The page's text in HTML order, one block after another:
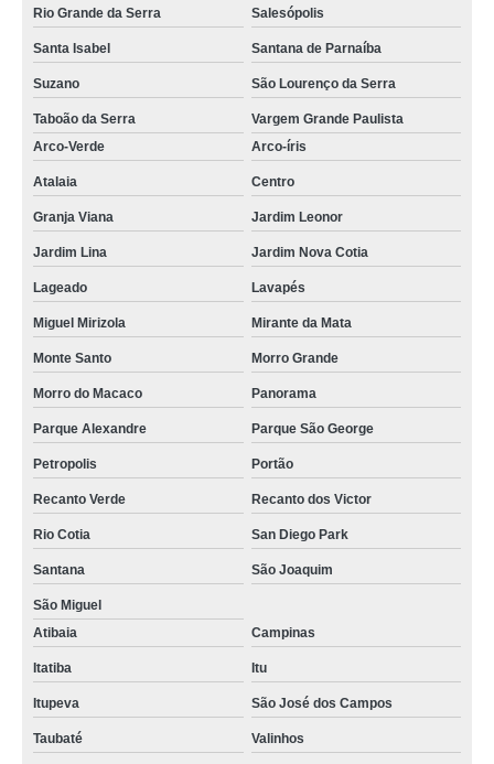
Rio Grande da Serra Salesópolis
Santa Isabel Santana de Parnaíba
Suzano São Lourenço da Serra
Taboão da Serra
Vargem Grande Paulista
Arco-Verde
Arco-íris
Atalaia Centro
Granja Viana Jardim Leonor
Jardim Lina Jardim Nova Cotia
Lageado Lavapés
Miguel Mirizola Mirante da Mata
Monte Santo Morro Grande
Morro do Macaco Panorama
Parque Alexandre Parque São George
Petropolis Portão
Recanto Verde Recanto dos Victor
Rio Cotia San Diego Park
Santana São Joaquim
São Miguel
Atibaia
Campinas
Itatiba Itu
Itupeva São José dos Campos
Taubaté Valinhos